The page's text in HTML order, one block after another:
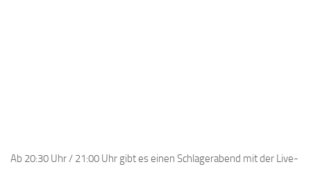
Ab 20:30 Uhr / 21:00 Uhr gibt es einen Schlagerabend mit der Live-